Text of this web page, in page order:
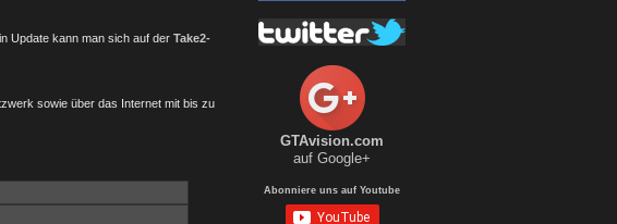
Update kann man sich auf der Take2-
sowie über das Internet mit bis zu
GTAvision.com
auf Google+
Abonniere uns auf Youtube